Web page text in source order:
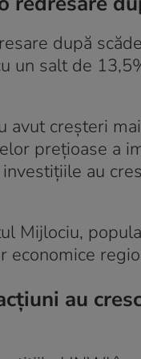
după
un salt de
avut creșteri
prețioase a
au
Mijlociu,
economice
au